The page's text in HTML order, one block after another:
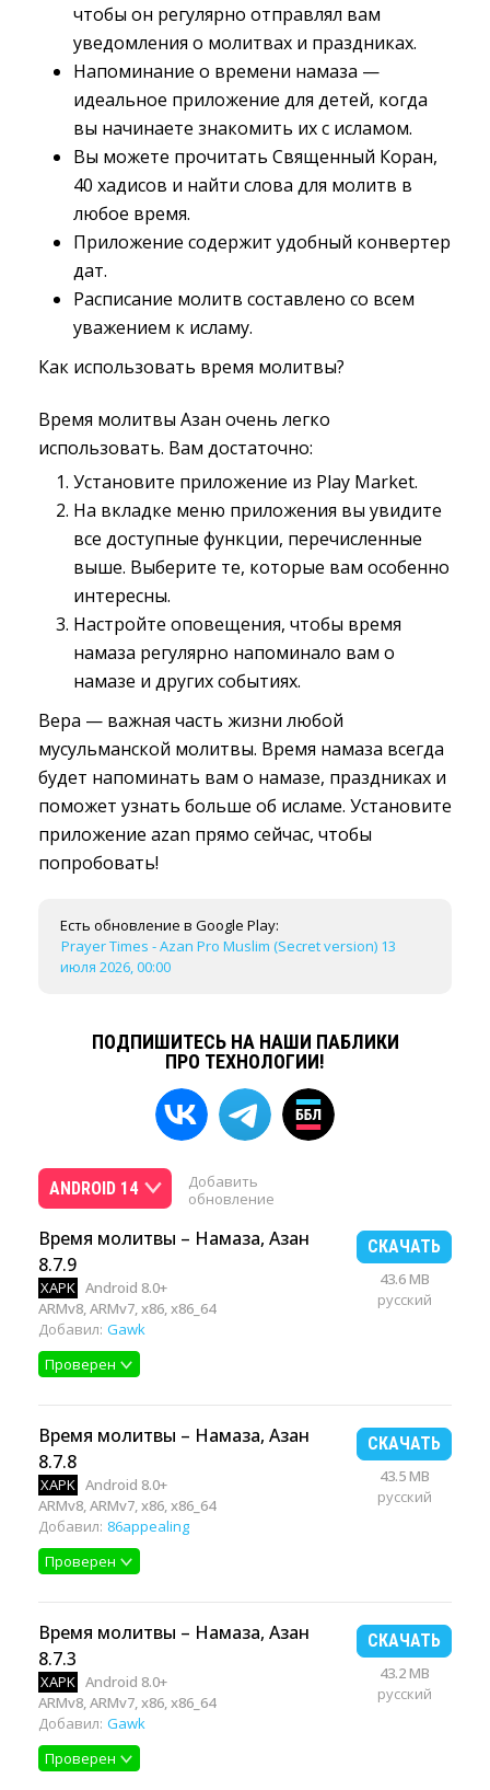
чтобы он регулярно отправлял вам
уведомления о молитвах и праздниках.
Напоминание о времени намаза —
идеальное приложение для детей, когда
вы начинаете знакомить их с исламом.
Вы можете прочитать Священный Коран,
40 хадисов и найти слова для молитв в
любое время.
Приложение содержит удобный конвертер
дат.
Расписание молитв составлено со всем
уважением к исламу.
Как использовать время молитвы?
Время молитвы Азан очень легко
использовать. Вам достаточно:
Установите приложение из Play Market.
На вкладке меню приложения вы увидите
все доступные функции, перечисленные
выше. Выберите те, которые вам особенно
интересны.
Настройте оповещения, чтобы время
намаза регулярно напоминало вам о
намазе и других событиях.
Вера — важная часть жизни любой
мусульманской молитвы. Время намаза всегда
будет напоминать вам о намазе, праздниках и
поможет узнать больше об исламе. Установите
приложение azan прямо сейчас, чтобы
попробовать!
Есть обновление в Google Play:
Prayer Times - Azan Pro Muslim (Secret version) 13
июля 2026, 00:00
ПОДПИШИТЕСЬ НА НАШИ ПАБЛИКИ
ПРО ТЕХНОЛОГИИ!
ANDROID 14
Добавить
обновление
Время молитвы – Намаза, Азан
8.7.9
XAPK Android 8.0+
ARMv8, ARMv7, x86, x86_64
Добавил: Gawk
Проверен
СКАЧАТЬ
43.6 MB
русский
Время молитвы – Намаза, Азан
8.7.8
XAPK Android 8.0+
ARMv8, ARMv7, x86, x86_64
Добавил: 86appealing
Проверен
СКАЧАТЬ
43.5 MB
русский
Время молитвы – Намаза, Азан
8.7.3
XAPK Android 8.0+
ARMv8, ARMv7, x86, x86_64
Добавил: Gawk
Проверен
СКАЧАТЬ
43.2 MB
русский